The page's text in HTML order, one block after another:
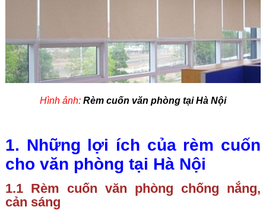
Hình ảnh: Rèm cuốn văn phòng tại Hà Nội
1. Những lợi ích của rèm cuốn
cho văn phòng tại Hà Nội
1.1 Rèm cuốn văn phòng chống nắng,
cản sáng